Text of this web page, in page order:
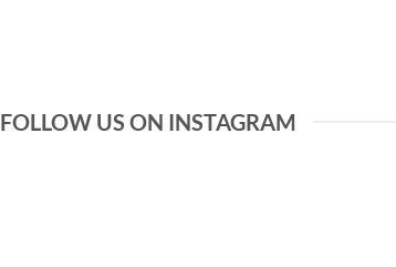
FOLLOW US ON INSTAGRAM